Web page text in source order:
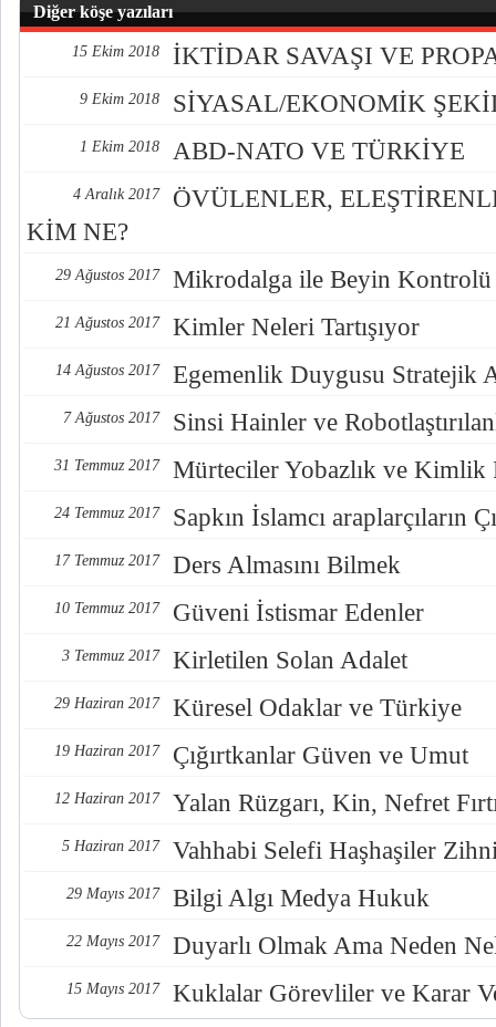
Diğer köşe yazıları
15 Ekim 2018 İKTİDAR SAVAŞI VE
9 Ekim 2018 SİYASAL/EKONOMİK
1 Ekim 2018 ABD-NATO VE TÜRKİYE
4 Aralık 2017
ÖVÜLENLER,
KİM NE?
29 Ağustos 2017 Mikrodalga ile Beyin Kontrolü
21 Ağustos 2017 Kimler Neleri Tartışıyor
14 Ağustos 2017 Egemenlik Duygusu Stratejik
7 Ağustos 2017 Sinsi Hainler ve
31 Temmuz 2017 Mürteciler Yobazlık ve Kimlik
24 Temmuz 2017 Sapkın İslamcı araplarçıların
17 Temmuz 2017 Ders Almasını Bilmek
10 Temmuz 2017 Güveni İstismar Edenler
3 Temmuz 2017 Kirletilen Solan Adalet
29 Haziran 2017 Küresel Odaklar ve Türkiye
19 Haziran 2017 Çığırtkanlar Güven ve Umut
12 Haziran 2017 Yalan Rüzgarı, Kin, Nefret
5 Haziran 2017 Vahhabi Selefi Haşhaşiler
29 Mayıs 2017 Bilgi Algı Medya Hukuk
22 Mayıs 2017 Duyarlı Olmak Ama Neden
15 Mayıs 2017 Kuklalar Görevliler ve Karar